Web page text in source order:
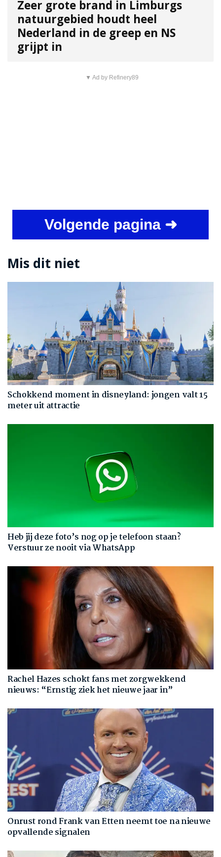
Zeer grote brand in Limburgs
natuurgebied houdt heel
Nederland in de greep en NS
grijpt in
▼ Ad by Refinery89
Volgende pagina ➜
Mis dit niet
Schokkend moment in disneyland: jongen valt 15
meter uit attractie
Heb jij deze foto’s nog op je telefoon staan?
Verstuur ze nooit via WhatsApp
Rachel Hazes schokt fans met zorgwekkend
nieuws: “Ernstig ziek het nieuwe jaar in”
Onrust rond Frank van Etten neemt toe na nieuwe
opvallende signalen